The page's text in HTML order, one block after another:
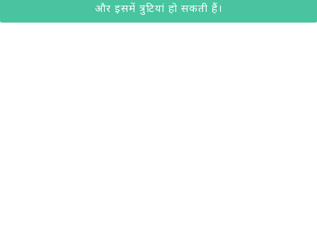
और इसमें त्रुटियां हो सकती हैं।